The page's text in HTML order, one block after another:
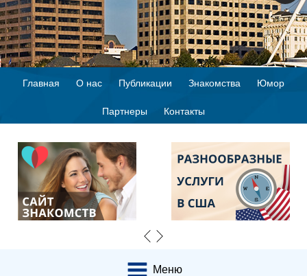
Главная О нас Публикации Знакомства Юмор
Партнеры Контакты
Меню